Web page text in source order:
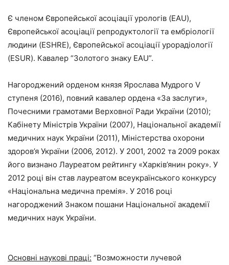
Є членом Європейської асоціації урологів (EAU),
Європейської асоціації репродуктології та ембріології
людини (ESHRE), Європейської асоціації урорадіології
(ESUR). Кавалер “Золотого знаку EAU”.
Нагороджений орденом князя Ярослава Мудрого V
ступеня (2016), повний кавалер ордена «За заслуги»,
Почесними грамотами Верховної Ради України (2010);
Кабінету Міністрів України (2007), Національної академії
медичних наук України (2011), Міністерства охорони
здоров’я України (2006, 2012). У 2001, 2002 та 2009 роках
його визнано Лауреатом рейтингу «Харків’янин року». У
2012 році він став лауреатом всеукраїнського конкурсу
«Національна медична премія». У 2016 році
нагороджений Знаком пошани Національної академії
медичних наук України.
Основні наукові праці: “Возможности лучевой